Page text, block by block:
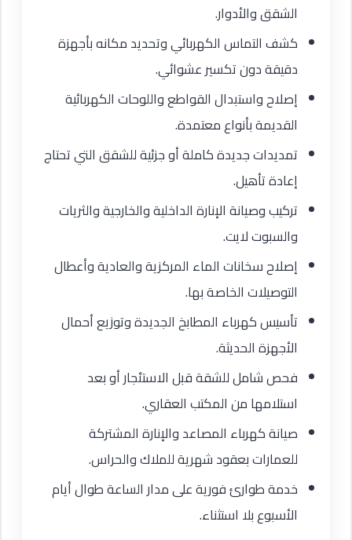
الشقق والأدوار.
كشف التماس الكهربائي وتحديد مكانه بأجهزة
دقيقة دون تكسير عشوائي.
إصلاح واستبدال القواطع واللوحات الكهربائية
القديمة بأنواع معتمدة.
تمديدات جديدة كاملة أو جزئية للشقق التي تحتاج
إعادة تأهيل.
تركيب وصيانة الإنارة الداخلية والخارجية والثريات
والسبوت لايت.
إصلاح سخانات الماء المركزية والعادية وأعطال
التوصيلات الخاصة بها.
تأسيس كهرباء المطابخ الجديدة وتوزيع أحمال
الأجهزة الحديثة.
فحص شامل للشقة قبل الاستئجار أو بعد
استلامها من المكتب العقاري.
صيانة كهرباء المصاعد والإنارة المشتركة
للعمارات بعقود شهرية للملاك والحراس.
خدمة طوارئ فورية على مدار الساعة طوال أيام
الأسبوع بلا استثناء.